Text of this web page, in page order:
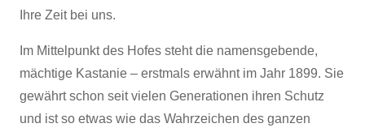
Ihre Zeit bei uns.
Im Mittelpunkt des Hofes steht die namensgebende,
mächtige Kastanie – erstmals erwähnt im Jahr 1899. Sie
gewährt schon seit vielen Generationen ihren Schutz
und ist so etwas wie das Wahrzeichen des ganzen